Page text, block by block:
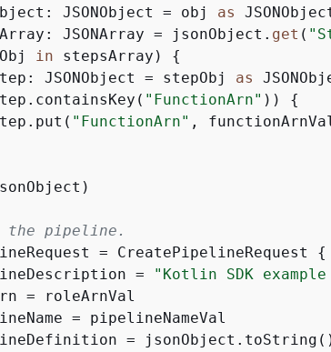
JSONObject = obj as
JSONArray = jsonObject. get (
in stepsArray) {
JSONObject = stepObj as
"FunctionArn" )) {
"FunctionArn" ,
the pipeline.
= CreatePipelineRequest {
=
"Kotlin SDK
= roleArnVal
= pipelineNameVal
=